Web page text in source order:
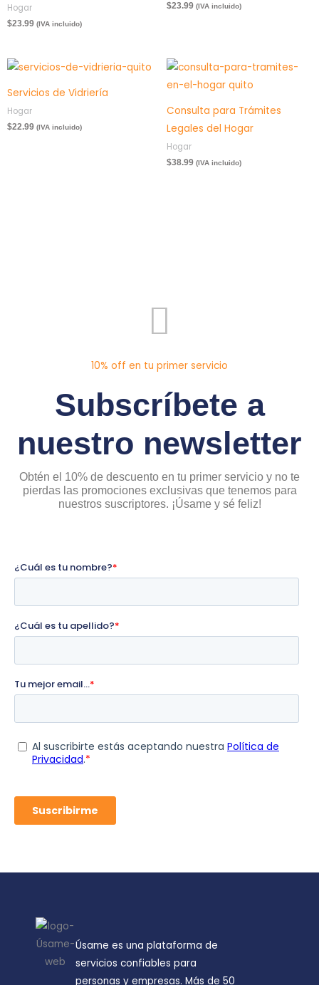
Hogar
$23.99 (IVA incluido)
$23.99 (IVA incluido)
Servicios de Vidriería
Hogar
$22.99 (IVA incluido)
Consulta para Trámites
Legales del Hogar
Hogar
$38.99 (IVA incluido)
10% off en tu primer servicio
Subscríbete a
nuestro newsletter
Obtén el 10% de descuento en tu primer servicio y no te
pierdas las promociones exclusivas que tenemos para
nuestros suscriptores. ¡Úsame y sé feliz!
Úsame es una plataforma de
servicios confiables para
personas y empresas. Más de 50